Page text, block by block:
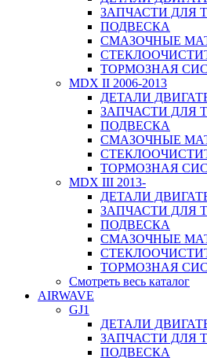
ЗАПЧАСТИ ДЛЯ
ПОДВЕСКА
СМАЗОЧНЫЕ
ТОРМОЗНАЯ
MDX II 2006-2013
ДЕТАЛИ
ЗАПЧАСТИ ДЛЯ
ПОДВЕСКА
СМАЗОЧНЫЕ
ТОРМОЗНАЯ
MDX III 2013-
ДЕТАЛИ
ЗАПЧАСТИ ДЛЯ
ПОДВЕСКА
СМАЗОЧНЫЕ
ТОРМОЗНАЯ
Смотреть весь каталог
AIRWAVE
GJ1
ДЕТАЛИ
ЗАПЧАСТИ ДЛЯ
ПОДВЕСКА